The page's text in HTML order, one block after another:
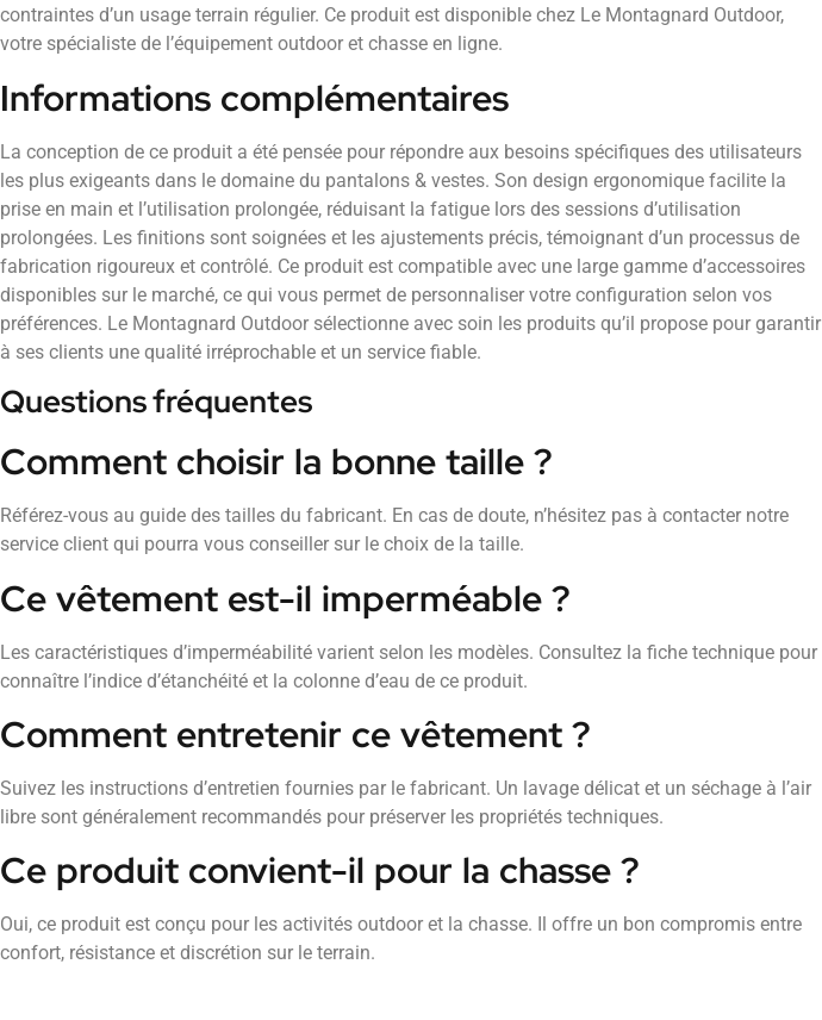
contraintes d’un usage terrain régulier. Ce produit est disponible chez Le Montagnard Outdoor,
votre spécialiste de l’équipement outdoor et chasse en ligne.
Informations complémentaires
La conception de ce produit a été pensée pour répondre aux besoins spécifiques des utilisateurs
les plus exigeants dans le domaine du pantalons & vestes. Son design ergonomique facilite la
prise en main et l’utilisation prolongée, réduisant la fatigue lors des sessions d’utilisation
prolongées. Les finitions sont soignées et les ajustements précis, témoignant d’un processus de
fabrication rigoureux et contrôlé. Ce produit est compatible avec une large gamme d’accessoires
disponibles sur le marché, ce qui vous permet de personnaliser votre configuration selon vos
préférences. Le Montagnard Outdoor sélectionne avec soin les produits qu’il propose pour garantir
à ses clients une qualité irréprochable et un service fiable.
Questions fréquentes
Comment choisir la bonne taille ?
Référez-vous au guide des tailles du fabricant. En cas de doute, n’hésitez pas à contacter notre
service client qui pourra vous conseiller sur le choix de la taille.
Ce vêtement est-il imperméable ?
Les caractéristiques d’imperméabilité varient selon les modèles. Consultez la fiche technique pour
connaître l’indice d’étanchéité et la colonne d’eau de ce produit.
Comment entretenir ce vêtement ?
Suivez les instructions d’entretien fournies par le fabricant. Un lavage délicat et un séchage à l’air
libre sont généralement recommandés pour préserver les propriétés techniques.
Ce produit convient-il pour la chasse ?
Oui, ce produit est conçu pour les activités outdoor et la chasse. Il offre un bon compromis entre
confort, résistance et discrétion sur le terrain.